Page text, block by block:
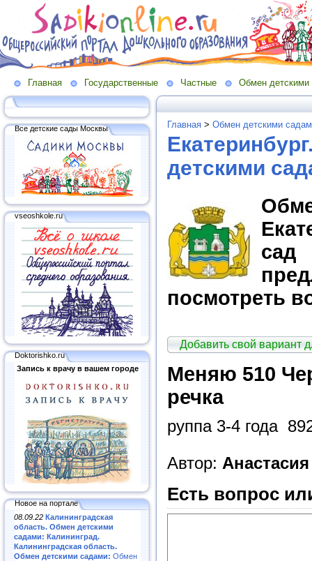
Главная Государственные Частные Обмен детскими
Все детские сады Москвы
vseoshkole.ru
Doktorishko.ru
Запись к врачу в вашем городе
Новое на портале
08.09.22 Калининградская
область. Обмен детскими
садами: Калининград.
Калининградская область.
Обмен детскими садами: Обмен
Главная > Обмен детскими
детскими
посмотреть
Добавить свой вариант
Меняю 510
речка
руппа 3-4 года
Автор:
Есть вопрос